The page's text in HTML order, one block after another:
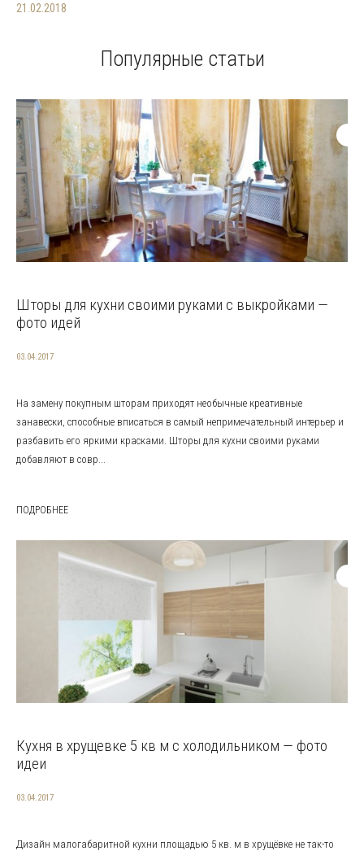
21.02.2018
Популярные статьи
Шторы для кухни своими руками с выкройками —
фото идей
03.04.2017
На замену покупным шторам приходят необычные креативные
занавески, способные вписаться в самый непримечательный интерьер и
разбавить его яркими красками. Шторы для кухни своими руками
добавляют в совр...
ПОДРОБНЕЕ
Кухня в хрущевке 5 кв м с холодильником — фото
идеи
03.04.2017
Дизайн малогабаритной кухни площадью 5 кв. м в хрущёвке не так-то